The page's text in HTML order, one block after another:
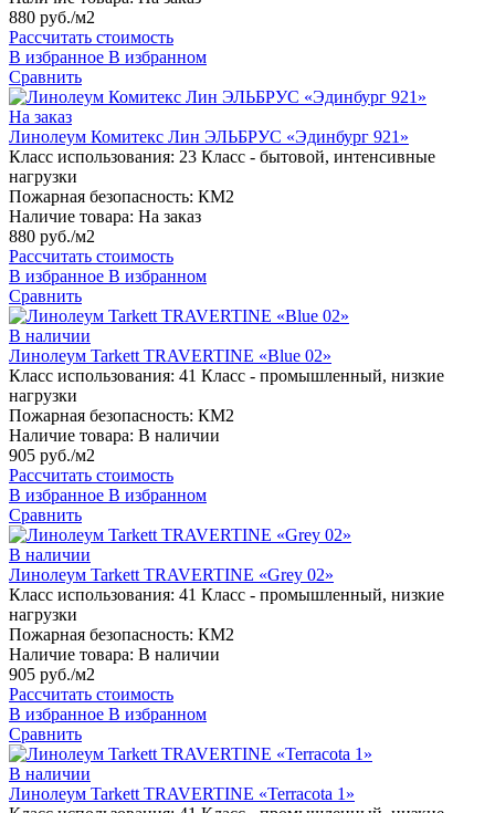
880 руб./м2
Рассчитать стоимость
В избранное В избранном
Сравнить
На заказ
Линолеум Комитекс Лин ЭЛЬБРУС «Эдинбург 921»
Класс использования: 23 Класс - бытовой, интенсивные
нагрузки
Пожарная безопасность: КМ2
Наличие товара: На заказ
880 руб./м2
Рассчитать стоимость
В избранное В избранном
Сравнить
В наличии
Линолеум Tarkett TRAVERTINE «Blue 02»
Класс использования: 41 Класс - промышленный, низкие
нагрузки
Пожарная безопасность: КМ2
Наличие товара: В наличии
905 руб./м2
Рассчитать стоимость
В избранное В избранном
Сравнить
В наличии
Линолеум Tarkett TRAVERTINE «Grey 02»
Класс использования: 41 Класс - промышленный, низкие
нагрузки
Пожарная безопасность: КМ2
Наличие товара: В наличии
905 руб./м2
Рассчитать стоимость
В избранное В избранном
Сравнить
В наличии
Линолеум Tarkett TRAVERTINE «Terracota 1»